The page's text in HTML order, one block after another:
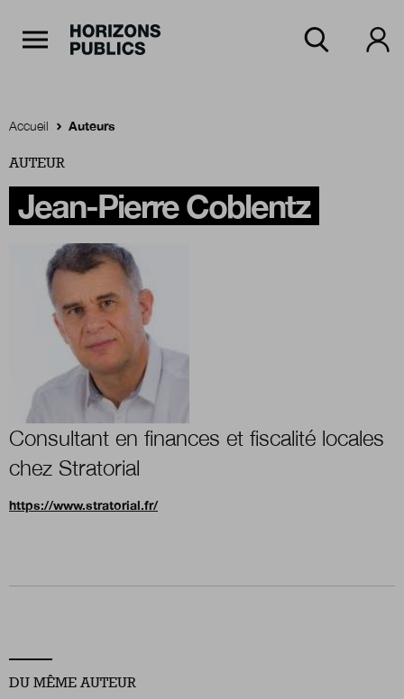
Accueil
Rubriques
Thèmes
Numéros
Boutique
Nous contacter
Accueil Auteurs
AUTEUR
Jean-Pierre Coblentz
Consultant en finances et fiscalité locales
chez Stratorial
https://www.stratorial.fr/
DU MÊME AUTEUR